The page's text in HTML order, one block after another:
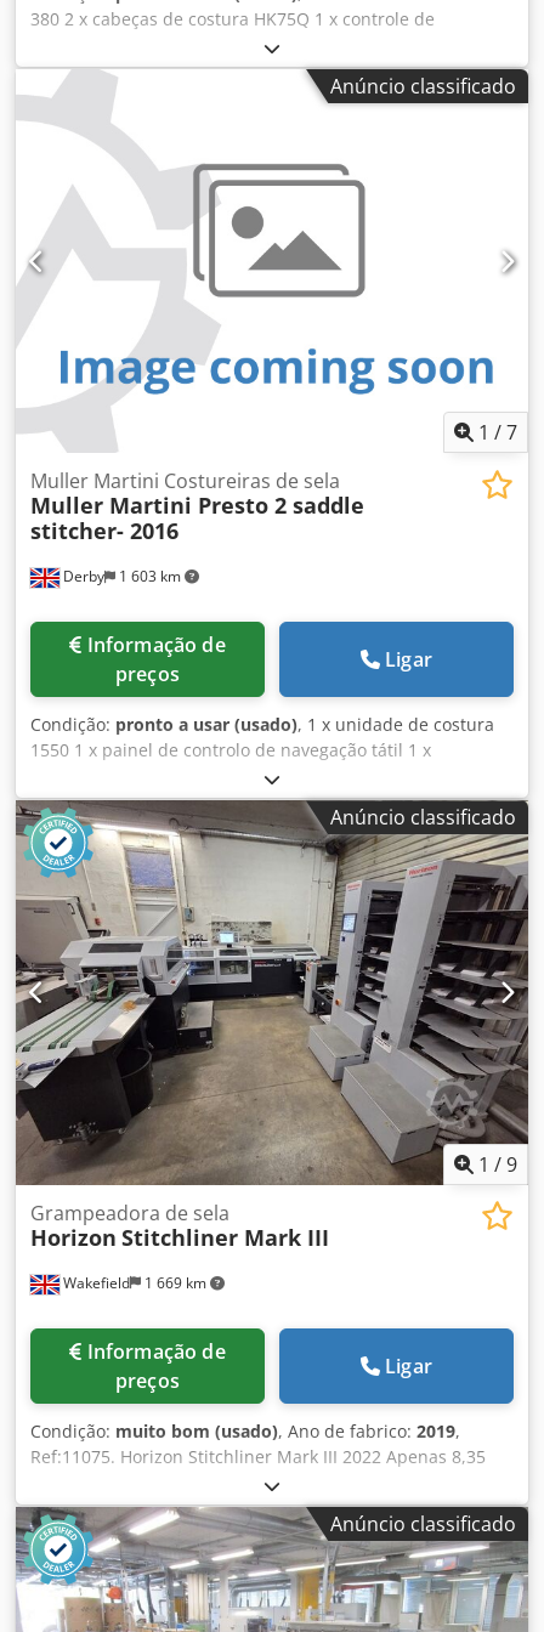
380 2 x cabeças de costura HK75Q 1 x controle de
navegação por tela sensível ao toque 1 x monitor de sela
de folha oblíqua 1 x controle remoto de avanço 4 x
alimentadores de seção 370 1 x alimentador de capas 1529
Dkedpfx Aeyuk S Sjggjr 1 x trilateral 449 1 x saída em fluxo
1564 Opcional: 2 x cabeças de costura para argolas 1 x
empilhador Rima
Anúncio classificado
1 /7
Derby 1 603 km
Muller Martini Costureiras de sela
Muller Martini Presto 2 saddle
stitcher- 2016
preços
Ligar
Condição: pronto a usar (usado), 1 x unidade de costura
1550 1 x painel de controlo de navegação tátil 1 x
paquímetro lateral SEMKO 2 x cabeças de costura HK75Q 6
x alimentador de seções 1551, equipado com
reconhecimento por câmara ASIR APENAS 2.600 horas de
utilização desde novo 1 x alimentador de folhetos 1528,
equipado com reconhecimento por câmara ASIR 1 x
aparador de três lâminas 1565 1 x sistema de distribuição
em fluxo 1564 Opcional, se necessário: Sistema de
extração de resíduos Cabeças de costura em espiral
Cabeças de costura padrão Cabeças de costura de perfil
estreito Dkodpfxszlu Sio Aggsr
Anúncio classificado
1 /9
Wakefield 1 669 km
Grampeadora de sela
Horizon Stitchliner Mark III
preços
Ligar
Condição: muito bom (usado), Ano de fabrico: 2019,
Ref:11075. Horizon Stitchliner Mark III 2022 Apenas 8,35
milhões de livros produzidos! Sistema de Alimentação de
Folhas e Acabamento Automático de Livretos, última
geração, totalmente automático para colagem de folhas e
brochura por grampeamento lateral. Características: -
Configuração simples e rápida, operada por profissionais
não especializados em acabamento - Opera com seções de
Anúncio classificado